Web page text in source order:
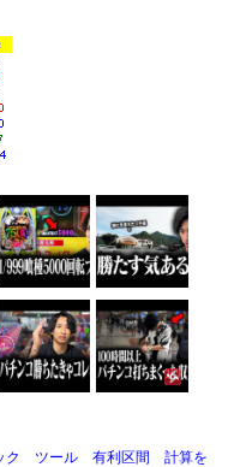
ク ツール 有利区間 計算を